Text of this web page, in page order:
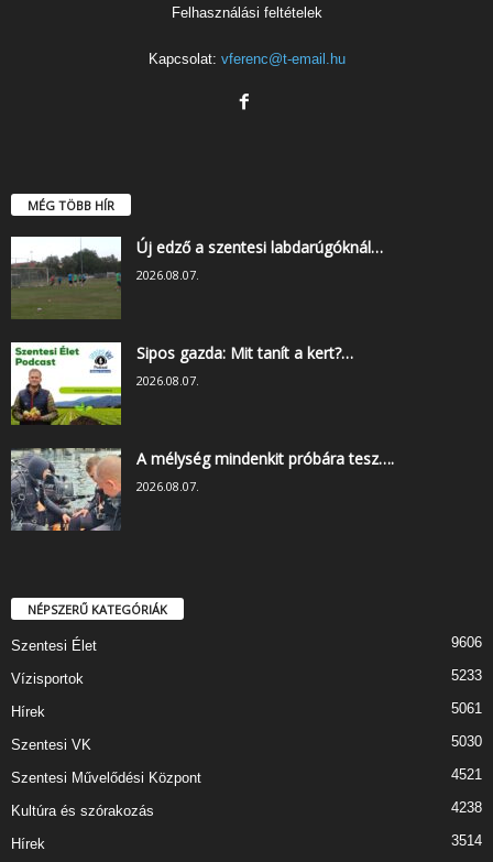
Felhasználási feltételek
Kapcsolat: vferenc@t-email.hu
MÉG TÖBB HÍR
Új edző a szentesi labdarúgóknál…
2026.08.07.
Sipos gazda: Mit tanít a kert?…
2026.08.07.
A mélység mindenkit próbára tesz….
2026.08.07.
NÉPSZERŰ KATEGÓRIÁK
Szentesi Élet 9606
Vízisportok 5233
Hírek 5061
Szentesi VK 5030
Szentesi Művelődési Központ 4521
Kultúra és szórakozás 4238
Hírek 3514